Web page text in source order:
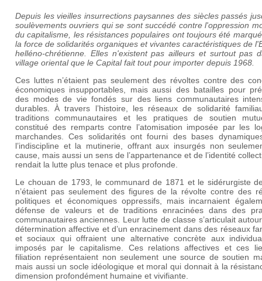
Depuis les vieilles insurrections paysannes des siècles passés
soulèvements ouvriers qui se sont succédé contre l'oppression
du capitalisme, les résistances populaires ont toujours été
la force de solidarités organiques et vivantes caractéristiques de
helléno-chrétienne. Elles n'existent pas ailleurs et surtout pas
village oriental que le Capital fait tout pour importer depuis 1968.
Ces luttes n’étaient pas seulement des révoltes contre des
économiques insupportables, mais aussi des batailles pour
des modes de vie fondés sur des liens communautaires
durables. À travers l’histoire, les réseaux de solidarité
traditions communautaires et les pratiques de soutien
constitué des remparts contre l’atomisation imposée par les
marchandes. Ces solidarités ont fourni des bases
l’indiscipline et la mutinerie, offrant aux insurgés non
cause, mais aussi un sens de l’appartenance et de l’identité
rendait la lutte plus tenace et plus profonde.
Le chouan de 1793, le communard de 1871 et le sidérurgiste
n’étaient pas seulement des figures de la révolte contre des
politiques et économiques oppressifs, mais incarnaient
défense de valeurs et de traditions enracinées dans des
communautaires anciennes. Leur lutte de classe s’articulait
détermination affective et d’un enracinement dans des réseaux
et sociaux qui offraient une alternative concrète aux
imposés par le capitalisme. Ces relations affectives et ces
filiation représentaient non seulement une source de soutien
mais aussi un socle idéologique et moral qui donnait à la
dimension profondément humaine et vivifiante.